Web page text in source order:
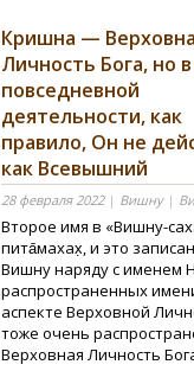
Кришна —
Личность Бога, но
повседневной
деятельности, как
правило, Он не
как Всевышний
28 февраля 2022 | Вишну |
Второе имя в «Вишну-
пита̄махах̣, и это
Вишну наряду с именем
распространенных
аспекте Верховной
тоже очень
Верховная Личность